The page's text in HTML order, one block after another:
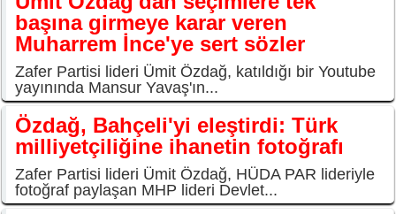
başına girmeye karar veren
Muharrem İnce'ye sert sözler
Zafer Partisi lideri Ümit Özdağ, katıldığı bir Youtube
yayınında Mansur Yavaş'ın...
Özdağ, Bahçeli'yi eleştirdi: Türk
milliyetçiliğine ihanetin fotoğrafı
Zafer Partisi lideri Ümit Özdağ, HÜDA PAR lideriyle
fotoğraf paylaşan MHP lideri Devlet...